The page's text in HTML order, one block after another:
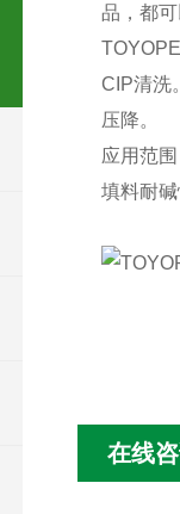
品，都
CIP清洗
压降。
应用范
填料耐
在线